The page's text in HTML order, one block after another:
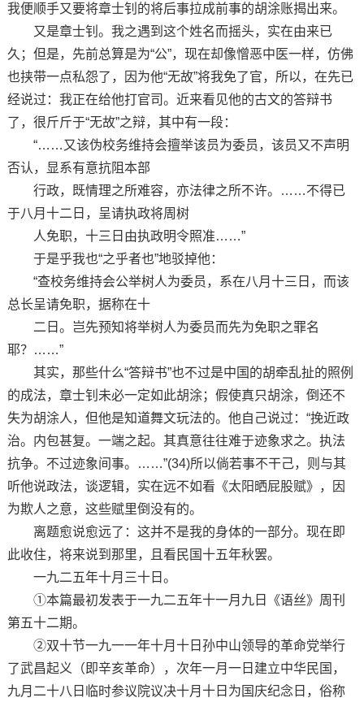
我便顺手又要将章士钊的将后事拉成前事的胡涂账揭出来。
又是章士钊。我之遇到这个姓名而摇头，实在由来已
久；但是，先前总算是为“公”，现在却像憎恶中医一样，仿佛
也挟带一点私怨了，因为他“无故”将我免了官，所以，在先已
经说过：我正在给他打官司。近来看见他的古文的答辩书
了，很斤斤于“无故”之辩，其中有一段：
“……又该伪校务维持会擅举该员为委员，该员又不声明
否认，显系有意抗阻本部
行政，既情理之所难容，亦法律之所不许。……不得已
于八月十二日，呈请执政将周树
人免职，十三日由执政明令照准……”
于是乎我也“之乎者也”地驳掉他：
“查校务维持会公举树人为委员，系在八月十三日，而该
总长呈请免职，据称在十
二日。岂先预知将举树人为委员而先为免职之罪名
耶？……”
其实，那些什么“答辩书”也不过是中国的胡牵乱扯的照例
的成法，章士钊未必一定如此胡涂；假使真只胡涂，倒还不
失为胡涂人，但他是知道舞文玩法的。他自己说过：“挽近政
治。内包甚复。一端之起。其真意往往难于迹象求之。执法
抗争。不过迹象间事。……”(34)所以倘若事不干己，则与其
听他说政法，谈逻辑，实在远不如看《太阳晒屁股赋》，因
为欺人之意，这些赋里倒没有的。
离题愈说愈远了：这并不是我的身体的一部分。现在即
此收住，将来说到那里，且看民国十五年秋罢。
一九二五年十月三十日。
①本篇最初发表于一九二五年十一月九日《语丝》周刊
第五十二期。
②双十节一九一一年十月十日孙中山领导的革命党举行
了武昌起义（即辛亥革命），次年一月一日建立中华民国，
九月二十八日临时参议院议决十月十日为国庆纪念日，俗称